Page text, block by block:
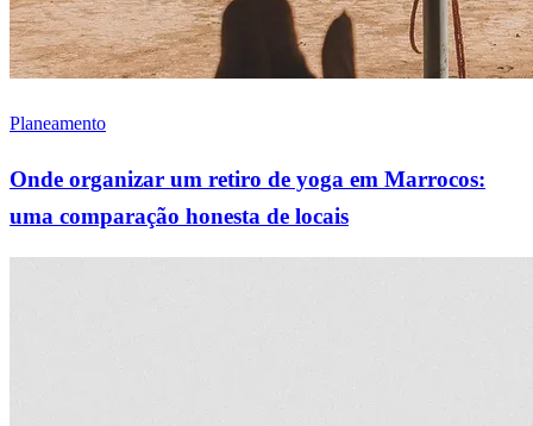
Planeamento
Onde organizar um retiro de yoga em Marrocos:
uma comparação honesta de locais